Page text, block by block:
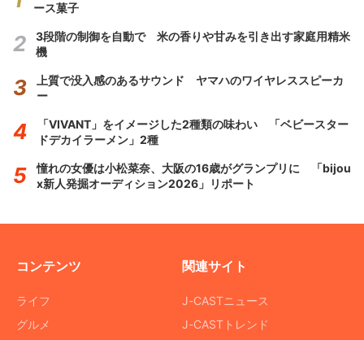
ース菓子
3段階の制御を自動で 米の香りや甘みを引き出す家庭用精米
機
上質で没入感のあるサウンド ヤマハのワイヤレススピーカ
ー
「VIVANT」をイメージした2種類の味わい 「ベビースター
ドデカイラーメン」2種
憧れの女優は小松菜奈、大阪の16歳がグランプリに 「bijou
x新人発掘オーディション2026」リポート
コンテンツ
ライフ
グルメ
関連サイト
J-CASTニュース
J-CASTトレンド